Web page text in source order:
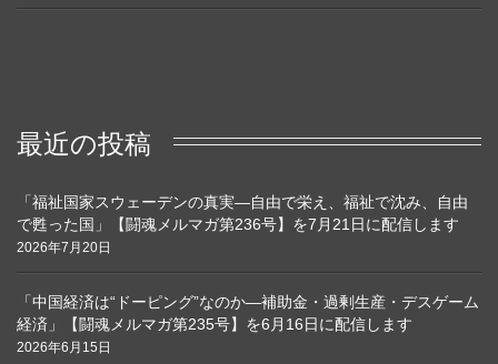
最近の投稿
「福祉国家スウェーデンの真実―自由で栄え、福祉で沈み、自由
で甦った国」【闘魂メルマガ第236号】を7月21日に配信します
2026年7月20日
「中国経済は“ドーピング”なのか―補助金・過剰生産・デスゲーム
経済」【闘魂メルマガ第235号】を6月16日に配信します
2026年6月15日